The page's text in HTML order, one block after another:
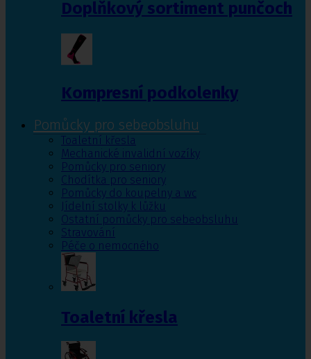
Doplňkový sortiment punčoch
Kompresní podkolenky
Pomůcky pro sebeobsluhu
Toaletní křesla
Mechanické invalidní vozíky
Pomůcky pro seniory
Chodítka pro seniory
Pomůcky do koupelny a wc
Jídelní stolky k lůžku
Ostatní pomůcky pro sebeobsluhu
Stravování
Péče o nemocného
Toaletní křesla